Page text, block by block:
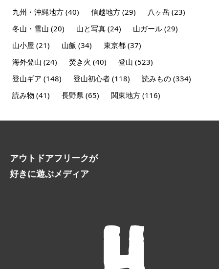
九州・沖縄地方(40) 信越地方(29) 八ヶ岳(23)
冬山・雪山 (20) 山と写真(24) 山ガール(29)
山小屋 (21) 山飯 (34) 東京都(37)
海外登山 (24) 焚き火 (40) 登山 (523)
登山ギア (148) 登山初心者(118) 読みもの(334)
読み物 (41) 長野県 (65) 関東地方(116)
アウトドアフリークが
好きに遊ぶメディア